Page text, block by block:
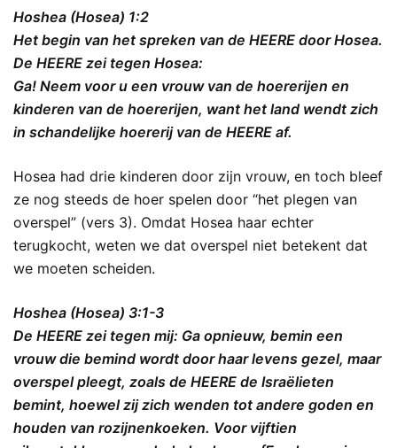
Hoshea (Hosea) 1:2
Het begin van het spreken van de HEERE door Hosea.
De HEERE zei tegen Hosea:
Ga! Neem voor u een vrouw van de hoererijen en
kinderen van de hoererijen, want het land wendt zich
in schandelijke hoererij van de HEERE af.
Hosea had drie kinderen door zijn vrouw, en toch bleef
ze nog steeds de hoer spelen door “het plegen van
overspel” (vers 3). Omdat Hosea haar echter
terugkocht, weten we dat overspel niet betekent dat
we moeten scheiden.
Hoshea (Hosea) 3:1-3
De HEERE zei tegen mij: Ga opnieuw, bemin een
vrouw die bemind wordt door haar levens gezel, maar
overspel pleegt, zoals de HEERE de Israëlieten
bemint, hoewel zij zich wenden tot andere goden en
houden van rozijnenkoeken. Voor vijftien